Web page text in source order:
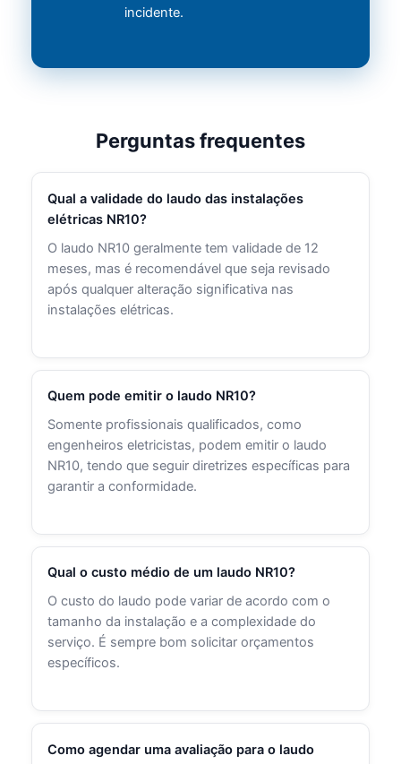
incidente.
Perguntas frequentes
Qual a validade do laudo das instalações
elétricas NR10?
O laudo NR10 geralmente tem validade de 12
meses, mas é recomendável que seja revisado
após qualquer alteração significativa nas
instalações elétricas.
Quem pode emitir o laudo NR10?
Somente profissionais qualificados, como
engenheiros eletricistas, podem emitir o laudo
NR10, tendo que seguir diretrizes específicas para
garantir a conformidade.
Qual o custo médio de um laudo NR10?
O custo do laudo pode variar de acordo com o
tamanho da instalação e a complexidade do
serviço. É sempre bom solicitar orçamentos
específicos.
Como agendar uma avaliação para o laudo